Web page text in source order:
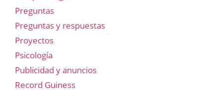
Preguntas
Preguntas y respuestas
Proyectos
Psicología
Publicidad y anuncios
Record Guiness